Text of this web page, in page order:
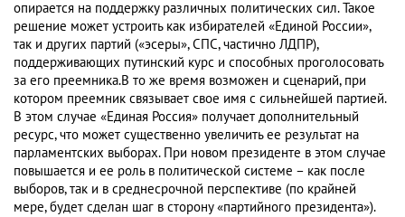
опирается на поддержку различных политических сил. Такое
решение может устроить как избирателей «Единой России»,
так и других партий («эсеры», СПС, частично ЛДПР),
поддерживающих путинский курс и способных проголосовать
за его преемника.В то же время возможен и сценарий, при
котором преемник связывает свое имя с сильнейшей партией.
В этом случае «Единая Россия» получает дополнительный
ресурс, что может существенно увеличить ее результат на
парламентских выборах. При новом президенте в этом случае
повышается и ее роль в политической системе – как после
выборов, так и в среднесрочной перспективе (по крайней
мере, будет сделан шаг в сторону «партийного президента»).